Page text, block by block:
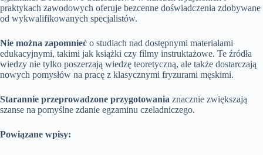
praktykach zawodowych oferuje bezcenne doświadczenia zdobywane
od wykwalifikowanych specjalistów.
Nie można zapomnieć o studiach nad dostępnymi materiałami
edukacyjnymi, takimi jak książki czy filmy instruktażowe. Te źródła
wiedzy nie tylko poszerzają wiedzę teoretyczną, ale także dostarczają
nowych pomysłów na pracę z klasycznymi fryzurami męskimi.
Starannie przeprowadzone przygotowania znacznie zwiększają
szanse na pomyślne zdanie egzaminu czeladniczego.
Powiązane wpisy: